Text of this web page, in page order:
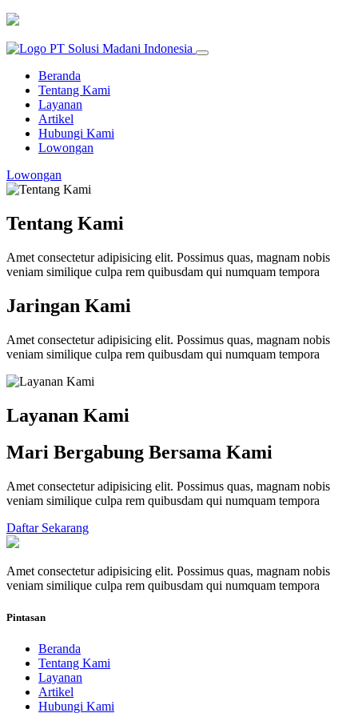
Beranda
Tentang Kami
Layanan
Artikel
Hubungi Kami
Lowongan
Lowongan
Tentang Kami
Amet consectetur adipisicing elit. Possimus quas, magnam nobis
veniam similique culpa rem quibusdam qui numquam tempora
Jaringan Kami
Amet consectetur adipisicing elit. Possimus quas, magnam nobis
veniam similique culpa rem quibusdam qui numquam tempora
Layanan Kami
Mari Bergabung Bersama Kami
Amet consectetur adipisicing elit. Possimus quas, magnam nobis
veniam similique culpa rem quibusdam qui numquam tempora
Daftar Sekarang
Amet consectetur adipisicing elit. Possimus quas, magnam nobis
veniam similique culpa rem quibusdam qui numquam tempora
Pintasan
Beranda
Tentang Kami
Layanan
Artikel
Hubungi Kami